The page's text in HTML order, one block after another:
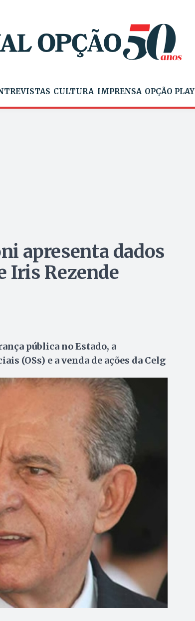
CULTURA IMPRENSA OPÇÃO PLAY
apresenta dados
Iris Rezende
pública no Estado, a
(OSs) e a venda de ações da Celg